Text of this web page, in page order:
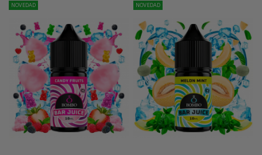
NOVEDAD NOVEDAD